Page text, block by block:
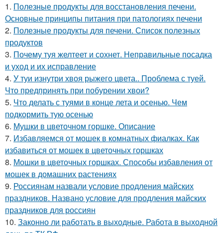
1. Полезные продукты для восстановления печени.
Основные принципы питания при патологиях печени
2. Полезные продукты для печени. Список полезных
продуктов
3. Почему туя желтеет и сохнет. Неправильные посадка
и уход и их исправление
4. У туи изнутри хвоя рыжего цвета.. Проблема с туей.
Что предпринять при побурении хвои?
5. Что делать с туями в конце лета и осенью. Чем
подкормить тую осенью
6. Мушки в цветочном горшке. Описание
7. Избавляемся от мошек в комнатных фиалках. Как
избавиться от мошек в цветочных горшках
8. Мошки в цветочных горшках. Способы избавления от
мошек в домашних растениях
9. Россиянам назвали условие продления майских
праздников. Названо условие для продления майских
праздников для россиян
10. Законно ли работать в выходные. Работа в выходной